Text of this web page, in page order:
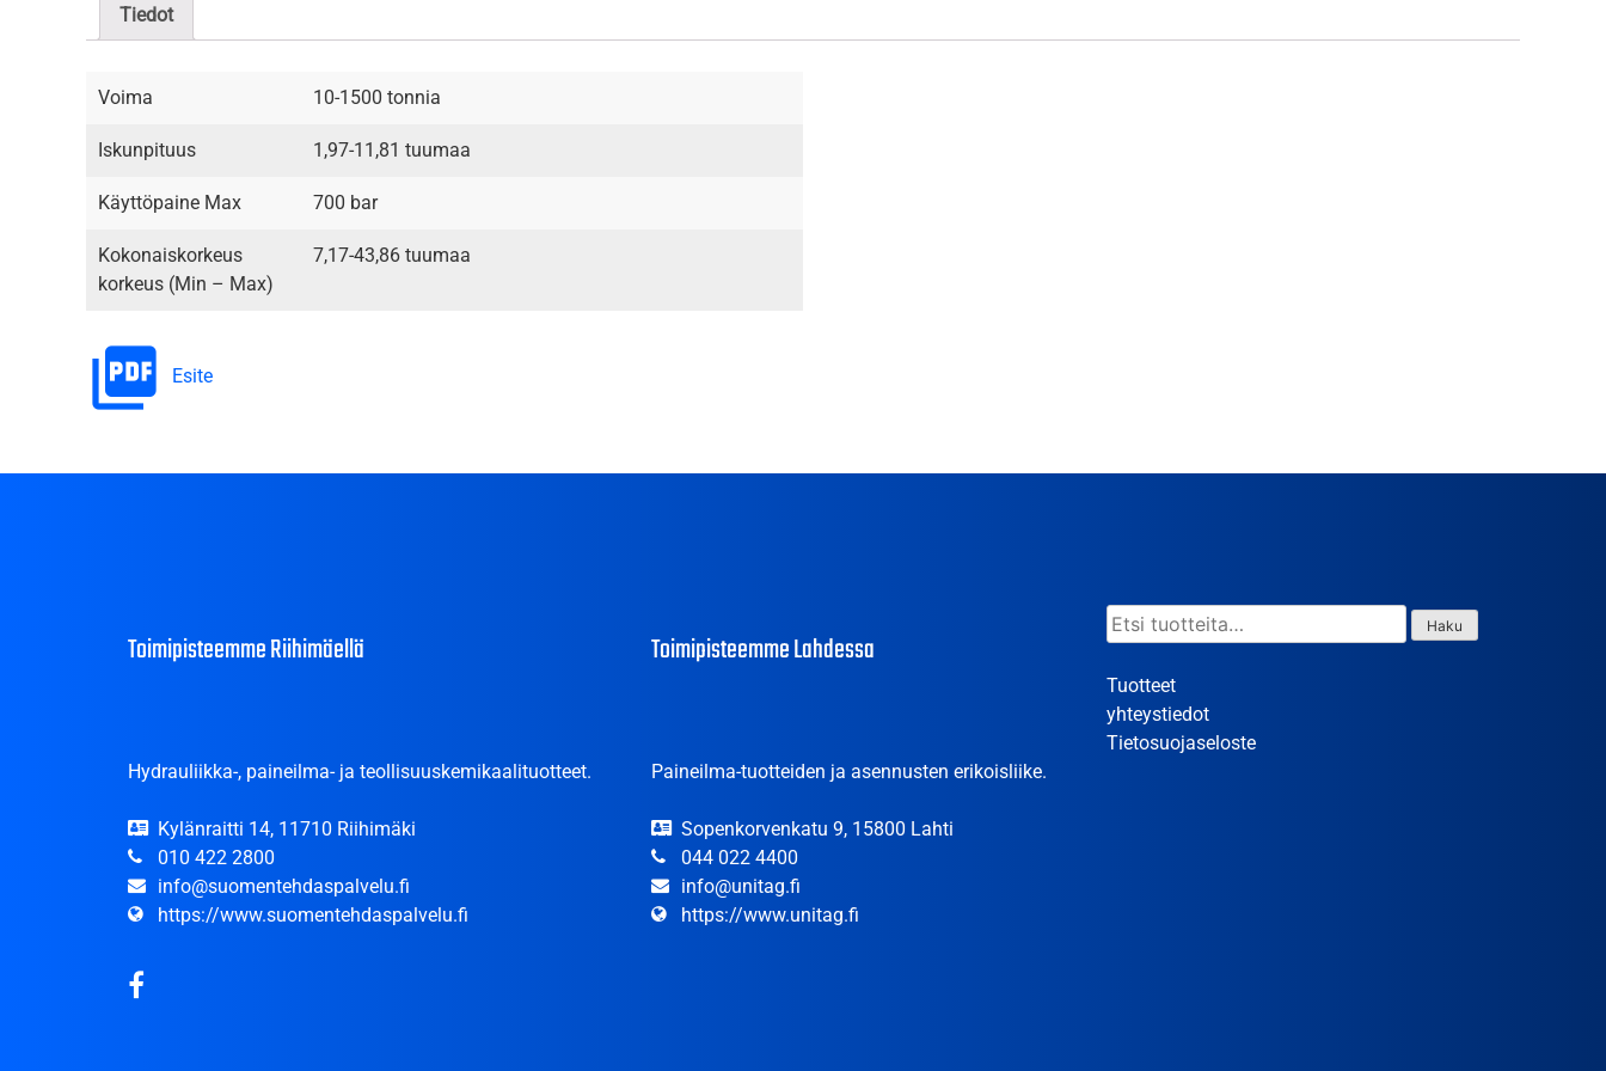
Tiedot
Voima 10-1500 tonnia
Iskunpituus 1,97-11,81 tuumaa
Käyttöpaine Max 700 bar
Kokonaiskorkeus
korkeus (Min – Max)
7,17-43,86 tuumaa
Esite
Toimipisteemme Riihimäellä
Hydrauliikka-, paineilma- ja teollisuuskemikaalituotteet.
Kylänraitti 14, 11710 Riihimäki
010 422 2800
info@suomentehdaspalvelu.fi
https://www.suomentehdaspalvelu.fi
Toimipisteemme Lahdessa
Paineilma-tuotteiden ja asennusten erikoisliike.
Sopenkorvenkatu 9, 15800 Lahti
044 022 4400
info@unitag.fi
https://www.unitag.fi
Etsi: Haku
Tuotteet
yhteystiedot
Tietosuojaseloste